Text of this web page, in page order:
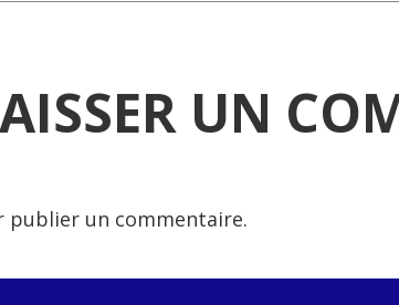
UN
publier un commentaire.